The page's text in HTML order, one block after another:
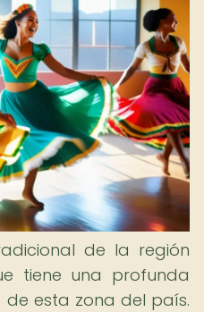
de la región
tiene una profunda
esta zona del país.